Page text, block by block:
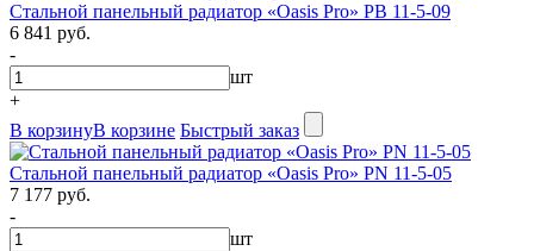
Стальной панельный радиатор «Oasis Pro» PB 11-5-09
6 841 руб.
-
шт
+
В корзинуВ корзине Быстрый заказ
Стальной панельный радиатор «Oasis Pro» PN 11-5-05
7 177 руб.
-
шт